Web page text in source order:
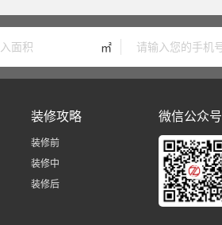
㎡
装修攻略
装修前
装修中
装修后
微信公众号